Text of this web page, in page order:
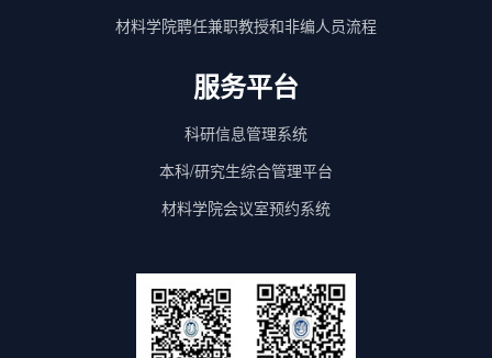
第 2 页
材料学院聘任兼职教授和非编人员流程
服务平台
科研信息管理系统
本科/研究生综合管理平台
材料学院会议室预约系统